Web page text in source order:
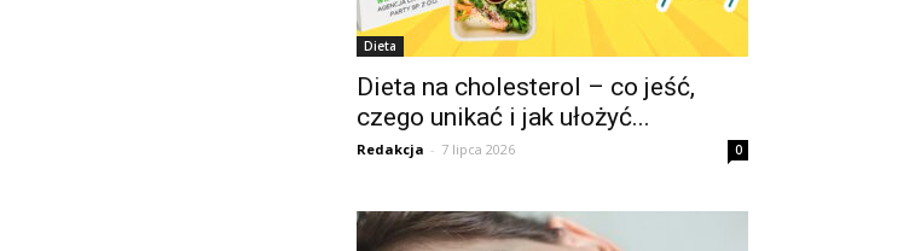
Dieta
Dieta na cholesterol – co jeść,
czego unikać i jak ułożyć...
Redakcja - 7 lipca 2026 0